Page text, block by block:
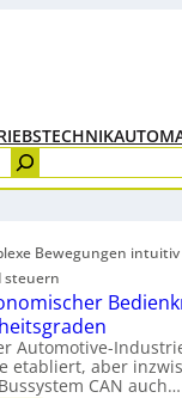
Bewegungen
steuern
Automotive-
etabliert, aber
CAN auch…